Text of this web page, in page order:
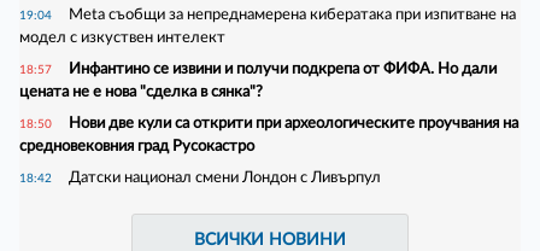
19:04
Meta съобщи за непреднамерена кибератака при изпитване на
модел с изкуствен интелект
18:57
Инфантино се извини и получи подкрепа от ФИФА. Но дали
цената не е нова "сделка в сянка"?
18:50
Нови две кули са открити при археологическите проучвания на
средновековния град Русокастро
18:42 Датски национал смени Лондон с Ливърпул
ВСИЧКИ НОВИНИ